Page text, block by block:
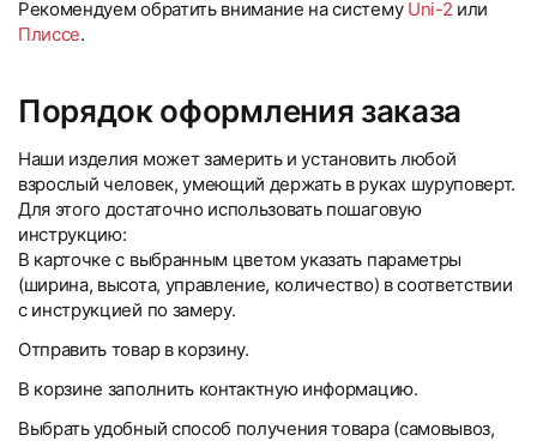
Рекомендуем обратить внимание на систему Uni-2 или
Плиссе.
Порядок оформления заказа
Наши изделия может замерить и установить любой
взрослый человек, умеющий держать в руках шуруповерт.
Для этого достаточно использовать пошаговую
инструкцию:
В карточке с выбранным цветом указать параметры
(ширина, высота, управление, количество) в соответствии
с инструкцией по замеру.
Отправить товар в корзину.
В корзине заполнить контактную информацию.
Выбрать удобный способ получения товара (самовывоз,